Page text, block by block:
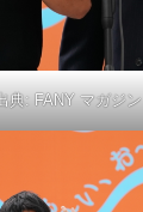
典: FANY マガジン